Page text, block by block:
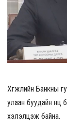
Хөгжлийн Банкны
улаан буудайн
хэлэлцэж байна.